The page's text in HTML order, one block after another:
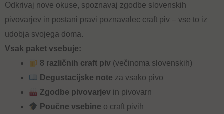
Odkrivaj nove okuse, spoznavaj zgodbe slovenskih
pivovarjev in postani pravi poznavalec craft piv – vse to iz
udobja svojega doma.
Vsak paket vsebuje:
8 različnih craft piv (večinoma slovenskih)
Degustacijske note za vsako pivo
Zgodbe pivovarjev in pivovarn
Poučne vsebine o craft pivih